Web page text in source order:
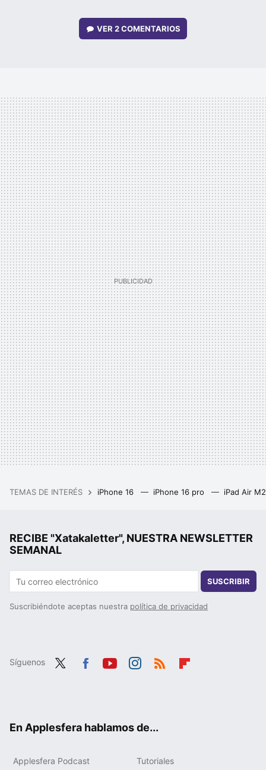
VER2 COMENTARIOS
TEMAS DE INTERÉS iPhone 16 iPhone 16 pro iPad Air
RECIBE "Xatakaletter", NUESTRA NEWSLETTER
SEMANAL
SUSCRIBIR
Suscribiéndote aceptas nuestra política de privacidad
Síguenos
En Applesfera hablamos de...
Applesfera Podcast Tutoriales